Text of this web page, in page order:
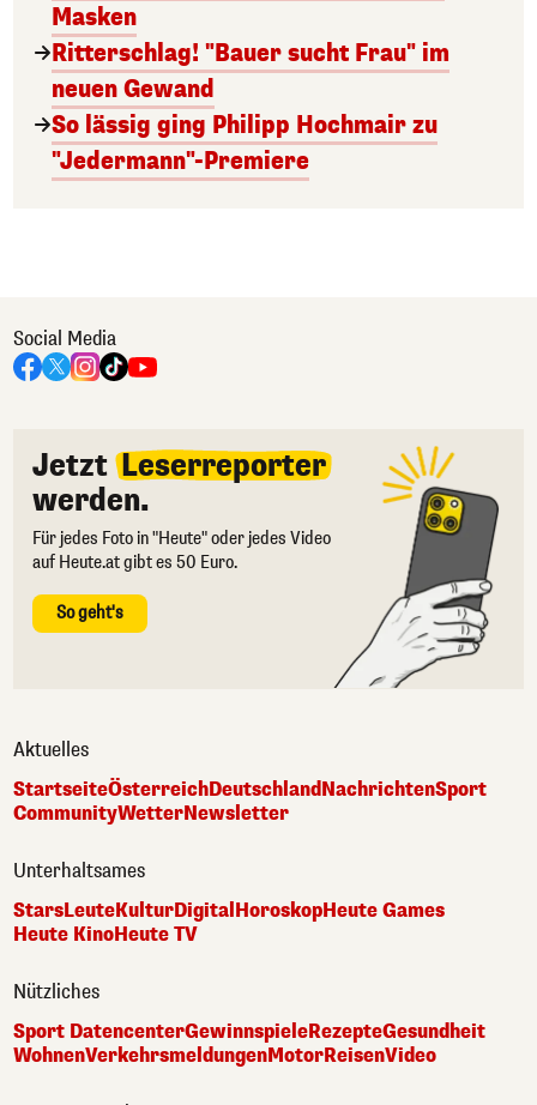
Masken
Ritterschlag! "Bauer sucht Frau" im
neuen Gewand
So lässig ging Philipp Hochmair zu
"Jedermann"-Premiere
Social Media
Jetzt Leserreporter
werden.
Für jedes Foto in "Heute" oder jedes Video
auf Heute.at gibt es 50 Euro.
So geht's
Aktuelles
StartseiteÖsterreichDeutschlandNachrichtenSport
CommunityWetterNewsletter
Unterhaltsames
StarsLeuteKulturDigital HoroskopHeute Games
Heute KinoHeute TV
Nützliches
Sport DatencenterGewinnspieleRezepteGesundheit
WohnenVerkehrsmeldungenMotorReisenVideo